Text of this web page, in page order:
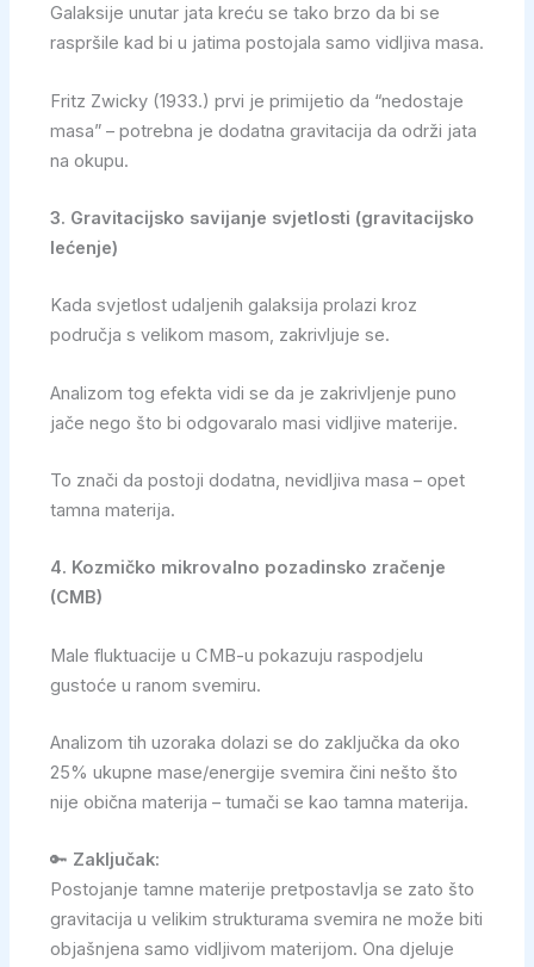
Galaksije unutar jata kreću se tako brzo da bi se
raspršile kad bi u jatima postojala samo vidljiva masa.
Fritz Zwicky (1933.) prvi je primijetio da “nedostaje
masa” – potrebna je dodatna gravitacija da održi jata
na okupu.
3. Gravitacijsko savijanje svjetlosti (gravitacijsko
lećenje)
Kada svjetlost udaljenih galaksija prolazi kroz
područja s velikom masom, zakrivljuje se.
Analizom tog efekta vidi se da je zakrivljenje puno
jače nego što bi odgovaralo masi vidljive materije.
To znači da postoji dodatna, nevidljiva masa – opet
tamna materija.
4. Kozmičko mikrovalno pozadinsko zračenje
(CMB)
Male fluktuacije u CMB-u pokazuju raspodjelu
gustoće u ranom svemiru.
Analizom tih uzoraka dolazi se do zaključka da oko
25% ukupne mase/energije svemira čini nešto što
nije obična materija – tumači se kao tamna materija.
🔑 Zaključak:
Postojanje tamne materije pretpostavlja se zato što
gravitacija u velikim strukturama svemira ne može biti
objašnjena samo vidljivom materijom. Ona djeluje